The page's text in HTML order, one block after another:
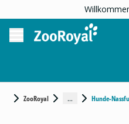
ZooRoyal ... Hunde-